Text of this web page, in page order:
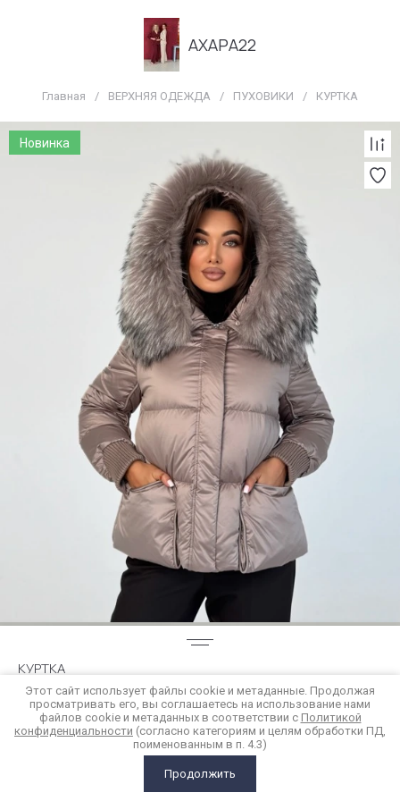
АХАРА22
Главная / ВЕРХНЯЯ ОДЕЖДА / ПУХОВИКИ / КУРТКА
Новинка
КУРТКА
20 800 р.
Купить в 1 клик
КОРЗИНА
Этот сайт использует файлы cookie и метаданные. Продолжая
просматривать его, вы соглашаетесь на использование нами
файлов cookie и метаданных в соответствии с Политикой
конфиденциальности (согласно категориям и целям обработки ПД,
поименованным в п. 4.3)
Продолжить